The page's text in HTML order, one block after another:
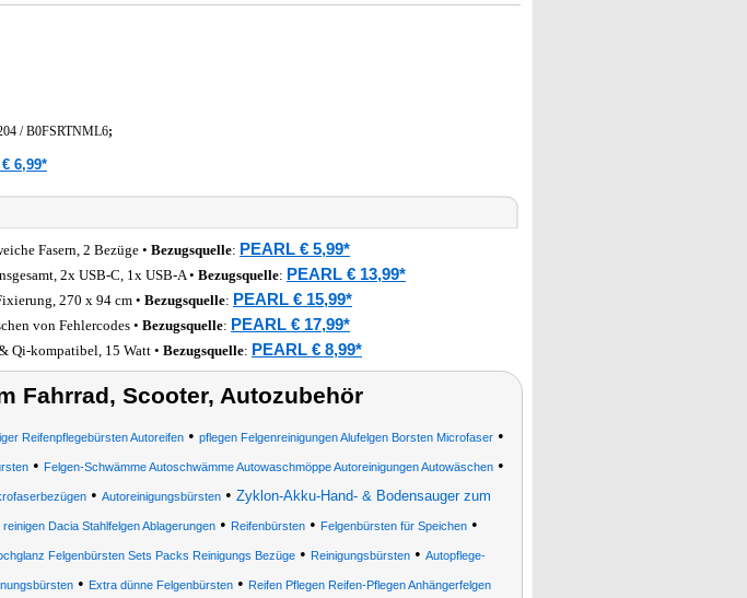
/B0FSRTNML6;
6,99*
Fasern, 2 Bezüge • Bezugsquelle: PEARL € 5,99*
2x USB-C, 1x USB-A • Bezugsquelle: PEARL € 13,99*
270 x 94 cm • Bezugsquelle: PEARL € 15,99*
von Fehlercodes • Bezugsquelle: PEARL € 17,99*
Qi-kompatibel, 15 Watt • Bezugsquelle: PEARL € 8,99*
Fahrrad, Scooter, Autozubehör
Reifenpflegebürsten Autoreifen• pflegen Felgenreinigungen Alufelgen Borsten Microfaser•
• Felgen-Schwämme Autoschwämme Autowaschmöppe Autoreinigungen Autowäschen•
• Autoreinigungsbürsten • Zyklon-Akku-Hand- & Bodensauger zum
Dacia Stahlfelgen Ablagerungen• Reifenbürsten• Felgenbürsten für Speichen•
Felgenbürsten Sets Packs Reinigungs Bezüge • Reinigungsbürsten • Autopflege-
• Extra dünne Felgenbürsten • Reifen Pflegen Reifen-Pflegen Anhängerfelgen